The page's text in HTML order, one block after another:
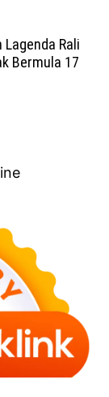
Lagenda Rali
Bermula 17